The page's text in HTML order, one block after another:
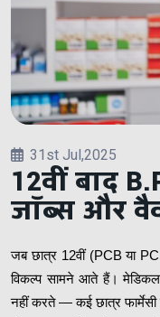
31st Jul,2025
12वीं बाद
जॉब्स और
जब छात्र 12वीं (PCB या
विकल्प सामने आते हैं।
नहीं करते — कई छात्र